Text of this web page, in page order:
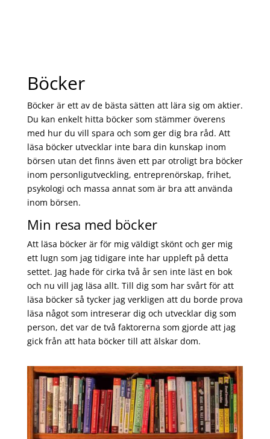
Böcker
Böcker är ett av de bästa sätten att lära sig om aktier.
Du kan enkelt hitta böcker som stämmer överens
med hur du vill spara och som ger dig bra råd. Att
läsa böcker utvecklar inte bara din kunskap inom
börsen utan det finns även ett par otroligt bra böcker
inom personligutveckling, entreprenörskap, frihet,
psykologi och massa annat som är bra att använda
inom börsen.
Min resa med böcker
Att läsa böcker är för mig väldigt skönt och ger mig
ett lugn som jag tidigare inte har uppleft på detta
settet. Jag hade för cirka två år sen inte läst en bok
och nu vill jag läsa allt. Till dig som har svårt för att
läsa böcker så tycker jag verkligen att du borde prova
läsa något som intreserar dig och utvecklar dig som
person, det var de två faktorerna som gjorde att jag
gick från att hata böcker till att älskar dom.